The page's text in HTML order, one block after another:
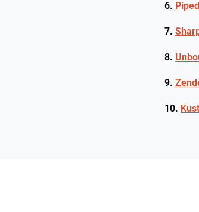
6.
7.
8.
9.
10.